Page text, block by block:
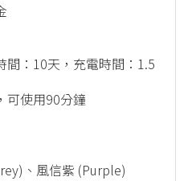
間：10天，充電時間：1.5
可使用90分鐘
、風信紫 (Purple)